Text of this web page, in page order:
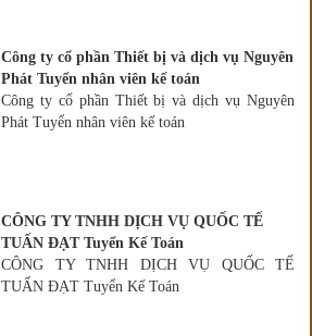
Công ty cổ phần Thiết bị và dịch vụ Nguyên
Phát Tuyển nhân viên kế toán
Công ty cổ phần Thiết bị và dịch vụ Nguyên
Phát Tuyển nhân viên kế toán
CÔNG TY TNHH DỊCH VỤ QUỐC TẾ
TUẤN ĐẠT Tuyển Kế Toán
CÔNG TY TNHH DỊCH VỤ QUỐC TẾ
TUẤN ĐẠT Tuyển Kế Toán